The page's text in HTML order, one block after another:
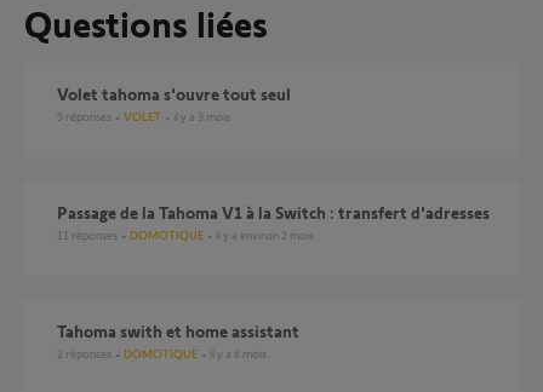
Questions liées
volet tahoma s'ouvre tout seul
9 réponses VOLET il y a 3 mois
Passage de la Tahoma V1 à la Switch : transfert d'adresses
11 réponses DOMOTIQUE il y a environ 2 mois
tahoma swith et home assistant
2 réponses DOMOTIQUE il y a 6 mois